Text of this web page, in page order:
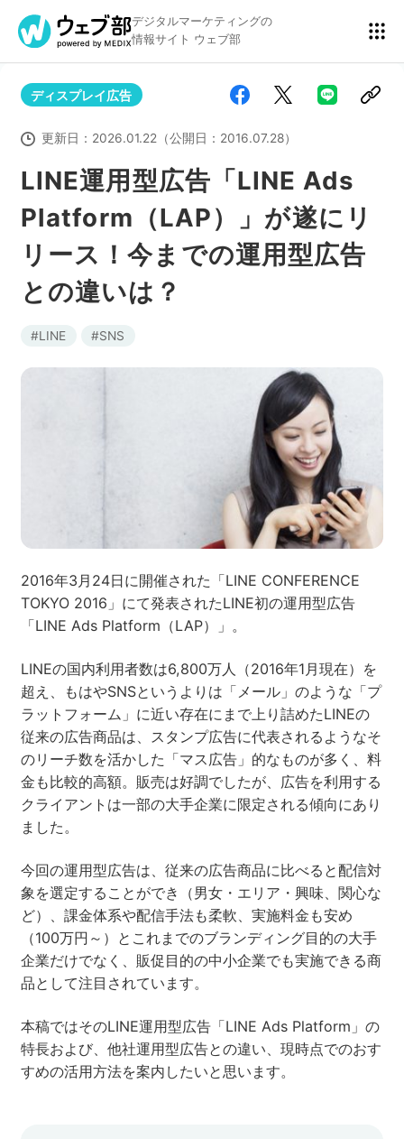
デジタルマーケティングの
情報サイト ウェブ部
リスティング広告 BtoBマーケティング
アクセス解析 ディスプレイ広告
アドテクノロジー
EC
フィード広告
ホワイトペーパー
CRM
Google Cloud／BI
実績・事例
株式会社メディックス
お問い合わせ
プライバシーポリシー
LINE運用型広告「LINE Ads
Platform（LAP）」が遂にリ
リース！今までの運用型広告
との違いは？
ディスプレイ広告
更新日： 2026.01.22（公開日： 2016.07.28）
LINE SNS
2016年3月24日に開催された「LINE CONFERENCE
TOKYO 2016」にて発表されたLINE初の運用型広告
「LINE Ads Platform（LAP）」。
LINEの国内利用者数は6,800万人（2016年1月現在）を
超え、もはやSNSというよりは「メール」のような「プ
ラットフォーム」に近い存在にまで上り詰めたLINEの
従来の広告商品は、スタンプ広告に代表されるようなそ
のリーチ数を活かした「マス広告」的なものが多く、料
金も比較的高額。販売は好調でしたが、広告を利用する
クライアントは一部の大手企業に限定される傾向にあり
ました。
今回の運用型広告は、従来の広告商品に比べると配信対
象を選定することができ（男女・エリア・興味、関心な
ど）、課金体系や配信手法も柔軟、実施料金も安め
（100万円～）とこれまでのブランディング目的の大手
企業だけでなく、販促目的の中小企業でも実施できる商
品として注目されています。
本稿ではそのLINE運用型広告「LINE Ads Platform」の
特長および、他社運用型広告との違い、現時点でのおす
すめの活用方法を案内したいと思います。